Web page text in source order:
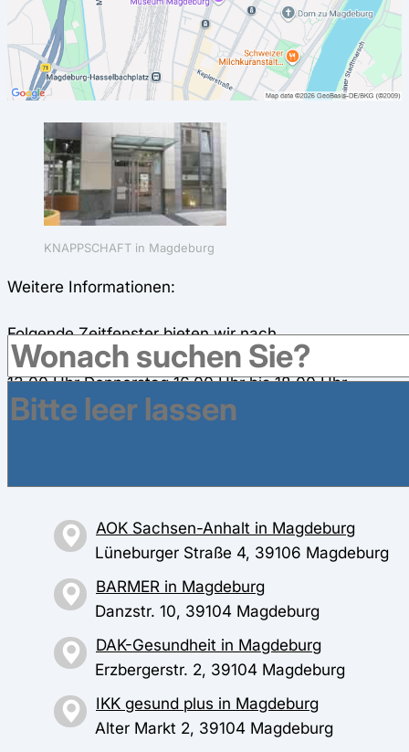
KNAPPSCHAFT in Magdeburg
Weitere Informationen:
Folgende Zeitfenster bieten wir nach
Terminvereinbarung an: Mittwoch 08.00 Uhr bis
13.00 Uhr Donnerstag 16.00 Uhr bis 18.00 Uhr
Freitag 08.00 Uhr bis 13.00 Uhr
AOK Sachsen-Anhalt in Magdeburg
Lüneburger Straße 4, 39106 Magdeburg
BARMER in Magdeburg
Danzstr. 10, 39104 Magdeburg
DAK-Gesundheit in Magdeburg
Erzbergerstr. 2, 39104 Magdeburg
IKK gesund plus in Magdeburg
Alter Markt 2, 39104 Magdeburg